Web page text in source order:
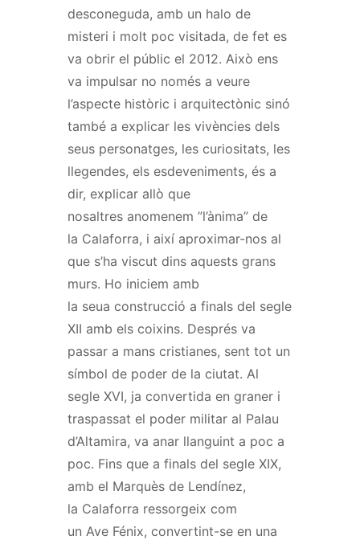
desconeguda, amb un halo de
misteri i molt poc visitada, de fet es
va obrir el públic el 2012. Això ens
va impulsar no només a veure
l’aspecte històric i arquitectònic sinó
també a explicar les vivències dels
seus personatges, les curiositats, les
llegendes, els esdeveniments, és a
dir, explicar allò que
nosaltres anomenem ”l’ànima” de
la Calaforra, i així aproximar-nos al
que s’ha viscut dins aquests grans
murs. Ho iniciem amb
la seua construcció a finals del segle
XII amb els coixins. Després va
passar a mans cristianes, sent tot un
símbol de poder de la ciutat. Al
segle XVI, ja convertida en graner i
traspassat el poder militar al Palau
d’Altamira, va anar llanguint a poc a
poc. Fins que a finals del segle XIX,
amb el Marquès de Lendínez,
la Calaforra ressorgeix com
un Ave Fénix, convertint-se en una